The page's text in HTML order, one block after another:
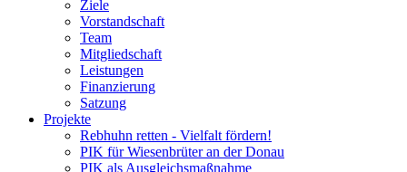
Ziele
Vorstandschaft
Team
Mitgliedschaft
Leistungen
Finanzierung
Satzung
Projekte
Rebhuhn retten - Vielfalt fördern!
PIK für Wiesenbrüter an der Donau
PIK als Ausgleichsmaßnahme